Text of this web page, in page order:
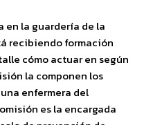
en la guardería de la
recibiendo formación
cómo actuar en según
la componen los
enfermera del
es la encargada